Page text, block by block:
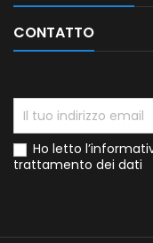
CONTATTO
Ho letto
trattamento dei dati